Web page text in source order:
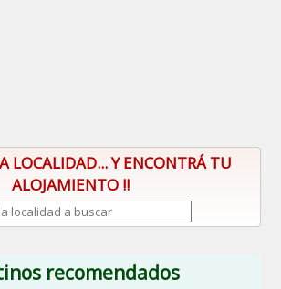
LOCALIDAD... Y ENCONTRÁ TU
ALOJAMIENTO !!
recomendados